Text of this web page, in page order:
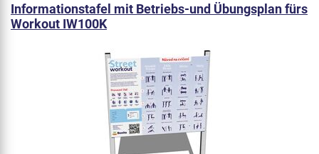
Informationstafel mit Betriebs-und Übungsplan fürs
Workout IW100K